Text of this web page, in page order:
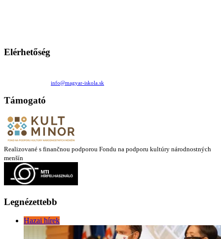
Elérhetőség
info@magyar-iskola.sk
Támogató
Realizované s finančnou podporou Fondu na podporu kultúry národnostných
menšín
Legnézettebb
Hazai hírek